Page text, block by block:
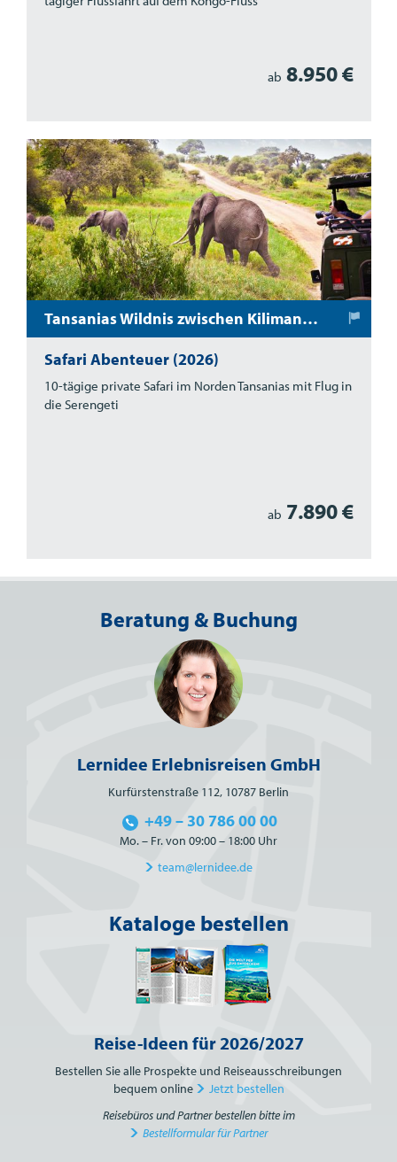
ab 8.950 €
Tansanias Wildnis zwischen Kilimanjaro und der Serengeti
Safari Abenteuer (2026)
10-tägige private Safari im Norden Tansanias mit Flug in
die Serengeti
ab 7.890 €
Beratung & Buchung
Lernidee Erlebnisreisen GmbH
Kurfürstenstraße 112, 10787 Berlin
+49 – 30 786 00 00
Mo. – Fr. von 09:00 – 18:00 Uhr
team@lernidee.de
Kataloge bestellen
Reise-Ideen für 2026/2027
Bestellen Sie alle Prospekte und Reiseausschreibungen
bequem online
Jetzt bestellen
Reisebüros und Partner bestellen bitte im
Bestellformular für Partner